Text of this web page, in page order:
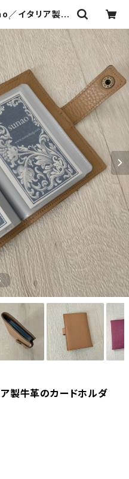
イタリア製牛
バッグ スナオ
牛革のカードホルダ